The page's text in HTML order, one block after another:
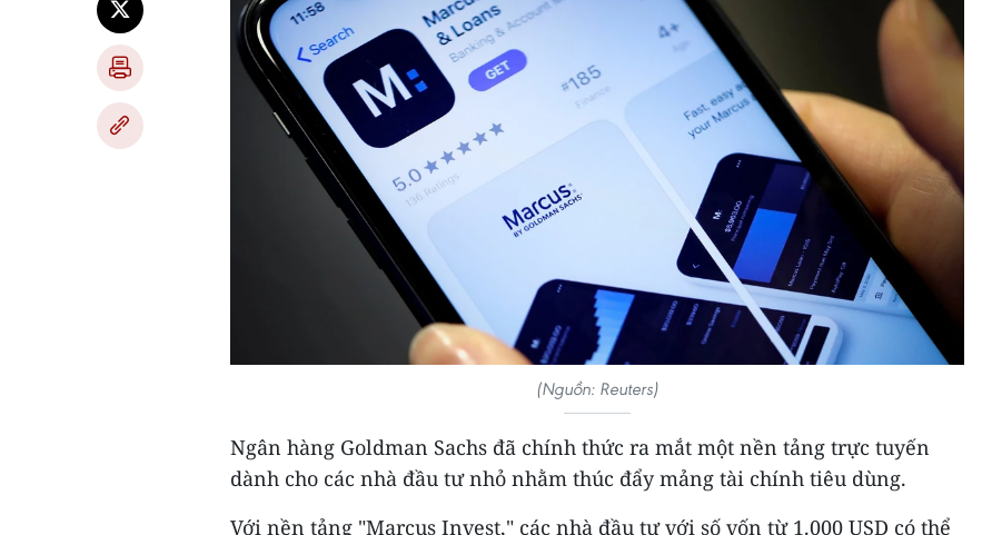
(Nguồn: Reuters)
Ngân hàng Goldman Sachs đã chính thức ra mắt một nền tảng trực tuyến
dành cho các nhà đầu tư nhỏ nhằm thúc đẩy mảng tài chính tiêu dùng.
Với nền tảng "Marcus Invest," các nhà đầu tư với số vốn từ 1.000 USD có thể